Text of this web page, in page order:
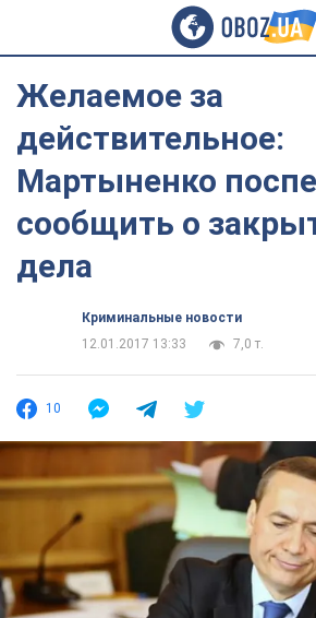
Желаемое за
действительное:
Мартыненко
сообщить о
дела
Криминальные новости
12.01.2017 13:33
7,0 т.
10